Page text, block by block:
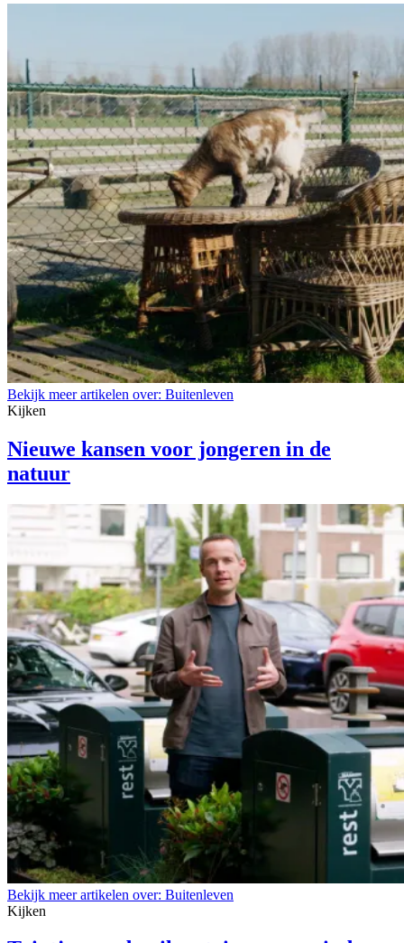
Bekijk meer artikelen over: Buitenleven
Kijken
Nieuwe kansen voor jongeren in de
natuur
Bekijk meer artikelen over: Buitenleven
Kijken